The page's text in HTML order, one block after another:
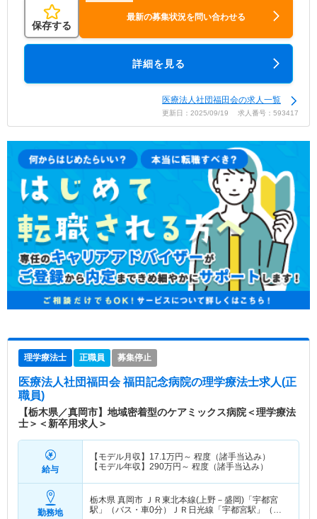
保存する
最新の募集状況を問い合わせる
詳細を見る
医療法人社団福田会の求人一覧
更新日：2025/09/19 求人番号：593417
理学療法士 正職員 募集停止
医療法人社団福田会 福田記念病院の理学療法士求人(正
職員)
【栃木県／真岡市】地域密着型のケアミックス病院＜理学療法
士＞＜新卒用求人＞
給与
【モデル月収】 17.1万円～ 程度（諸手当込み）
【モデル年収】 290万円～ 程度（諸手当込み）
勤務地
栃木県 真岡市 ＪＲ東北本線(上野－盛岡)「宇都宮
駅」（バス・車0分）ＪＲ日光線「宇都宮駅」（バ